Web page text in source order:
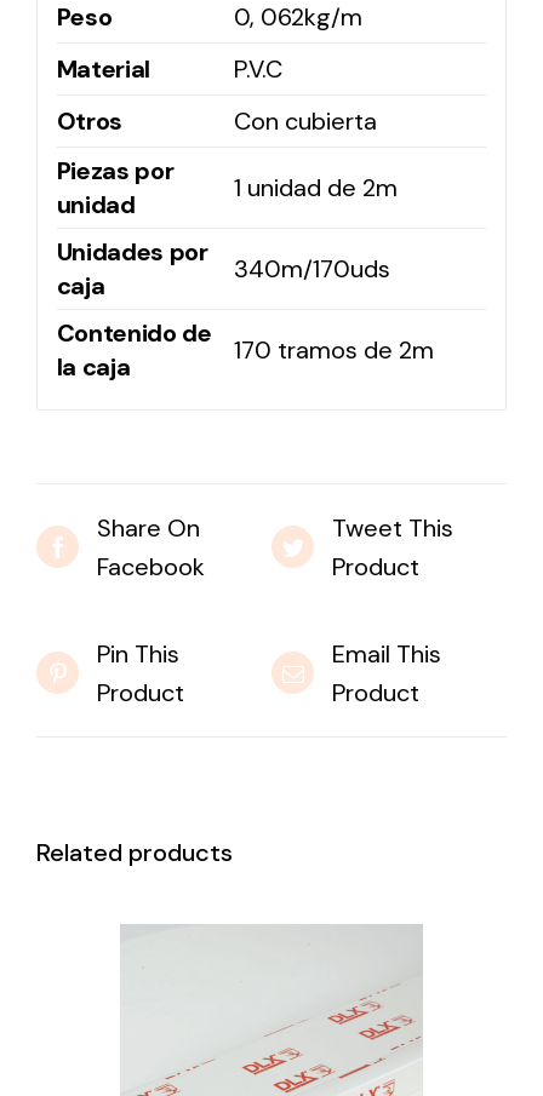
Peso
0, 062kg/m
Material
P.V.C
Otros
Con cubierta
Piezas por
unidad
1 unidad de 2m
Unidades por
caja
340m/170uds
Contenido de
la caja
170 tramos de 2m
Share On
Facebook
Tweet This
Product
Pin This
Product
Email This
Product
Related products
DETAILS